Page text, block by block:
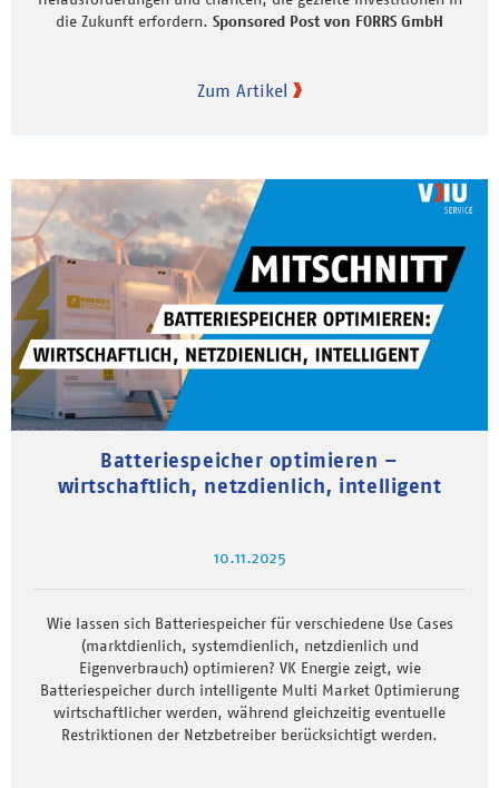
die Zukunft erfordern. Sponsored Post von FORRS GmbH
Zum Artikel
Batteriespeicher optimieren –
wirtschaftlich, netzdienlich, intelligent
10.11.2025
Wie lassen sich Batteriespeicher für verschiedene Use Cases
(marktdienlich, systemdienlich, netzdienlich und
Eigenverbrauch) optimieren? VK Energie zeigt, wie
Batteriespeicher durch intelligente Multi Market Optimierung
wirtschaftlicher werden, während gleichzeitig eventuelle
Restriktionen der Netzbetreiber berücksichtigt werden.